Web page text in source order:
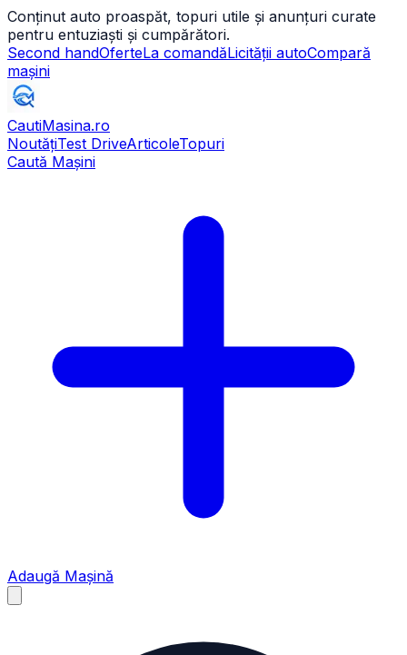
Conținut auto proaspăt, topuri utile și anunțuri curate
pentru entuziaști și cumpărători.
Second handOferteLa comandăLicității autoCompară
mașini
CautiMasina.ro
NoutățiTest DriveArticoleTopuri
Caută Mașini
Adaugă Mașină